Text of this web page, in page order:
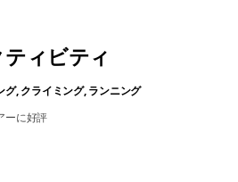
ティビティ
グ, クライミング, ランニング
ーに好評